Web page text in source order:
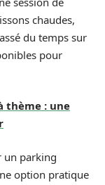
chaudes,
du temps sur
pour
thème : une
un parking
option pratique